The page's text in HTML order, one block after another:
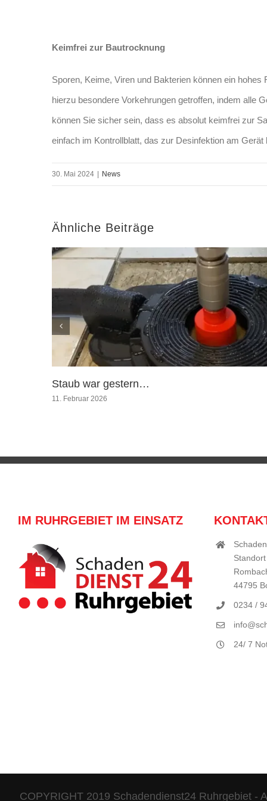
Keimfrei zur Bautrocknung
Sporen, Keime, Viren und Bakterien können ein
hierzu besondere Vorkehrungen getroffen, indem alle
können Sie sicher sein, dass es absolut keimfrei zur
einfach im Kontrollblatt, das zur Desinfektion am Gerät
30. Mai 2024 News
Ähnliche Beiträge
Staub war gestern…
11. Februar 2026
IM RUHRGEBIET IM EINSATZ
44795
0234 /
24/ 7
COPYRIGHT 2019 Schadendienst24 Ruhrgebiet -